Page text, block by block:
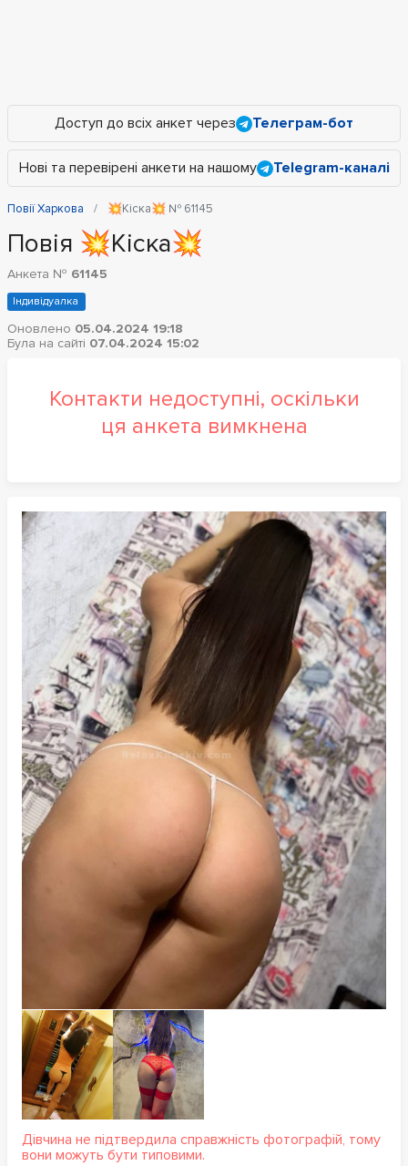
Доступ до всіх анкет через Телеграм-бот
Нові та перевірені анкети на нашому Telegram-каналі
Повії Харкова 💥Кіска💥 № 61145
Повія 💥Кіска💥
Анкета № 61145
Індивідуалка
Оновлено 05.04.2024 19:18
Була на сайті 07.04.2024 15:02
Контакти недоступні, оскільки
ця анкета вимкнена
Дівчина не підтвердила справжність фотографій, тому
вони можуть бути типовими.